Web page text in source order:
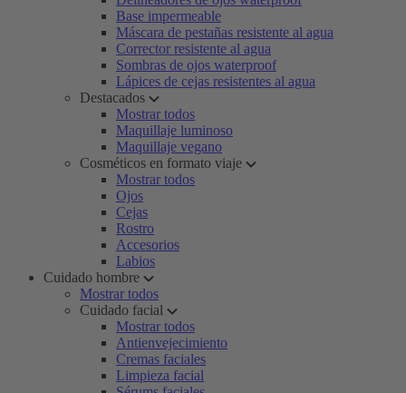
Base impermeable
Máscara de pestañas resistente al agua
Corrector resistente al agua
Sombras de ojos waterproof
Lápices de cejas resistentes al agua
Destacados
Mostrar todos
Maquillaje luminoso
Maquillaje vegano
Cosméticos en formato viaje
Mostrar todos
Ojos
Cejas
Rostro
Accesorios
Labios
Cuidado hombre
Mostrar todos
Cuidado facial
Mostrar todos
Antienvejecimiento
Cremas faciales
Limpieza facial